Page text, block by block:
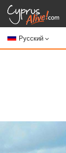
Русский